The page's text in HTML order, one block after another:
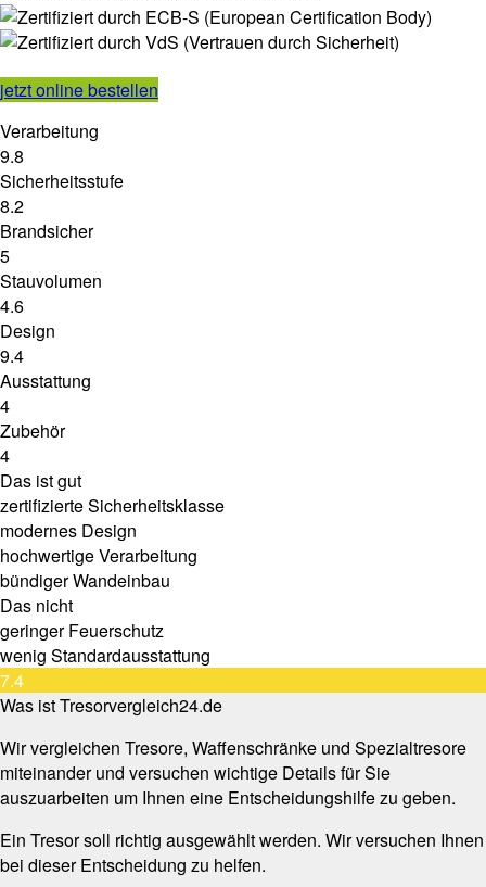
jetzt online bestellen
Verarbeitung
9.8
Sicherheitsstufe
8.2
Brandsicher
5
Stauvolumen
4.6
Design
9.4
Ausstattung
4
Zubehör
4
Das ist gut
zertifizierte Sicherheitsklasse
modernes Design
hochwertige Verarbeitung
bündiger Wandeinbau
Das nicht
geringer Feuerschutz
wenig Standardausstattung
7.4
Was ist Tresorvergleich24.de
Wir vergleichen Tresore, Waffenschränke und Spezialtresore
miteinander und versuchen wichtige Details für Sie
auszuarbeiten um Ihnen eine Entscheidungshilfe zu geben.
Ein Tresor soll richtig ausgewählt werden. Wir versuchen Ihnen
bei dieser Entscheidung zu helfen.